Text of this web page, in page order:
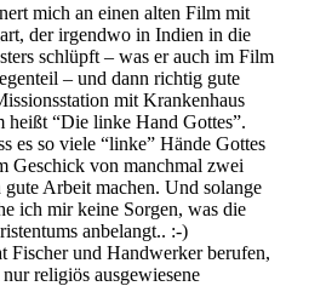
mich an einen alten Film mit
der irgendwo in Indien in die
schlüpft – was er auch im Film
– und dann richtig gute
mit Krankenhaus
heißt “Die linke Hand Gottes”.
es so viele “linke” Hände Gottes
Geschick von manchmal zwei
gute Arbeit machen. Und solange
ich mir keine Sorgen, was die
anbelangt.. :-)
Fischer und Handwerker berufen,
religiös ausgewiesene